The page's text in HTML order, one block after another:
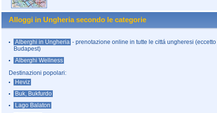
Alloggi in Ungheria secondo le categorie
Alberghi in Ungheria - prenotazione online in tutte le cittá ungheresi (eccetto
Budapest)
Alberghi Wellness
Destinazioni popolari:
Heviz
Buk, Bukfurdo
Lago Balaton